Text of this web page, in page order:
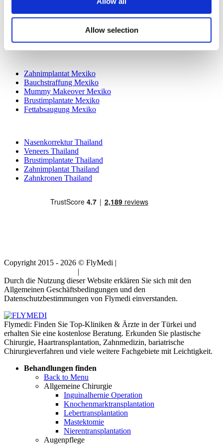
Allow selection
Dr. Implant Dentist
Masterpiece Hospital
Kamol Cosmetic Hospital
Zahnimplantat Mexiko
Bauchstraffung Mexiko
Mummy Makeover Mexiko
Brustimplantate Mexiko
Fettabsaugung Mexiko
Nasenkorrektur Thailand
Veneers Thailand
Brustimplantate Thailand
Zahnimplantat Thailand
Zahnkronen Thailand
Copyright 2015 - 2026 © FlyMedi |
|
Durch die Nutzung dieser Website erklären Sie sich mit den
Allgemeinen Geschäftsbedingungen und den
Datenschutzbestimmungen von Flymedi einverstanden.
Flymedi: Finden Sie Top-Kliniken & Ärzte in der Türkei und
erhalten Sie eine kostenlose Beratung. Erkunden Sie plastische
Chirurgie, Haartransplantation, Zahnmedizin, bariatrische
Chirurgieverfahren und viele weitere Fachgebiete mit Leichtigkeit.
Behandlungen finden
Back to Menu
Allgemeine Chirurgie
Inguinalhernie Operation
Knochenmarktransplantation
Lebertransplantation
Mastektomie
Nierentransplantation
Augenpflege